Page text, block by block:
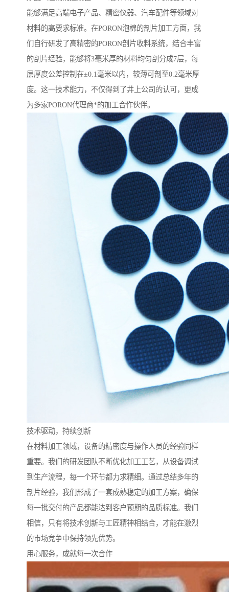
能够满足高端电子产品、精密仪器、汽车配件等领域对
材料的高要求标准。在PORON泡棉的剖片加工方面，我
们自行研发了高精密的PORON剖片收料系统，结合丰富
的剖片经验，能够将3毫米厚的材料均匀剖分成7层，每
层厚度公差控制在±0.1毫米以内，较薄可剖至0.2毫米厚
度。这一技术能力，不仅得到了井上公司的认可，更成
为多家PORON代理商*的加工合作伙伴。
技术驱动，持续创新
在材料加工领域，设备的精密度与操作人员的经验同样
重要。我们的研发团队不断优化加工工艺，从设备调试
到生产流程，每一个环节都力求精细。通过总结多年的
剖片经验，我们形成了一套成熟稳定的加工方案，确保
每一批交付的产品都能达到客户预期的品质标准。我们
相信，只有将技术创新与工匠精神相结合，才能在激烈
的市场竞争中保持领先优势。
用心服务，成就每一次合作